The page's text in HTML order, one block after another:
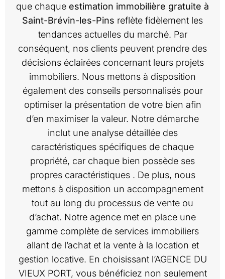
que chaque estimation immobilière gratuite à
Saint-Brévin-les-Pins reflète fidèlement les
tendances actuelles du marché. Par
conséquent, nos clients peuvent prendre des
décisions éclairées concernant leurs projets
immobiliers. Nous mettons à disposition
également des conseils personnalisés pour
optimiser la présentation de votre bien afin
d’en maximiser la valeur. Notre démarche
inclut une analyse détaillée des
caractéristiques spécifiques de chaque
propriété, car chaque bien possède ses
propres caractéristiques . De plus, nous
mettons à disposition un accompagnement
tout au long du processus de vente ou
d’achat. Notre agence met en place une
gamme complète de services immobiliers
allant de l’achat et la vente à la location et
gestion locative. En choisissant l’AGENCE DU
VIEUX PORT, vous bénéficiez non seulement